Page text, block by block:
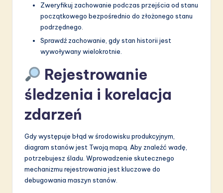
Zweryfikuj zachowanie podczas przejścia od stanu
początkowego bezpośrednio do złożonego stanu
podrzędnego.
Sprawdź zachowanie, gdy stan historii jest
wywoływany wielokrotnie.
Rejestrowanie
śledzenia i korelacja
zdarzeń
Gdy występuje błąd w środowisku produkcyjnym,
diagram stanów jest Twoją mapą. Aby znaleźć wadę,
potrzebujesz śladu. Wprowadzenie skutecznego
mechanizmu rejestrowania jest kluczowe do
debugowania maszyn stanów.